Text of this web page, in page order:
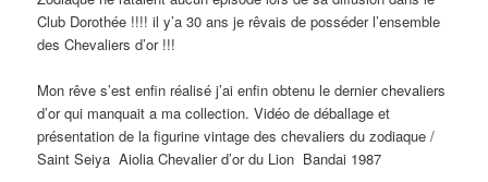
Club Dorothée !!!! il y’a 30 ans je rêvais de posséder l’ensemble
des Chevaliers d’or !!!
Mon rêve s’est enfin réalisé j’ai enfin obtenu le dernier chevaliers
d’or qui manquait a ma collection. Vidéo de déballage et
présentation de la figurine vintage des chevaliers du zodiaque /
Saint Seiya Aiolia Chevalier d’or du Lion Bandai 1987